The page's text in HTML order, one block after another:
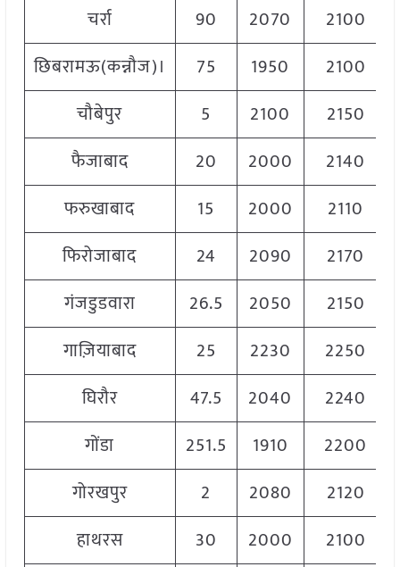
चर्रा
90 2070 2100
छिबरामऊ(कन्नौज)।
75 1950 2100
चौबेपुर
5 2100
2150
फैजाबाद
20 2000 2140
फरुखाबाद
15 2000 2110
फिरोजाबाद
24 2090
2170
गंजडुडवारा
26.5 2050 2150
गाज़ियाबाद
25 2230 2250
घिरौर
47.5 2040 2240
गोंडा
251.5 1910 2200
गोरखपुर
2 2080 2120
हाथरस
30 2000 2100